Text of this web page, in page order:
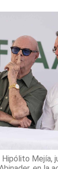
Hipólito Mejía,